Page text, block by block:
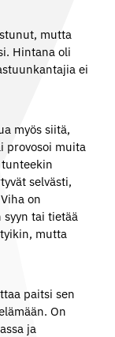
mutta
Hintana oli
ei
myös siitä,
provosoi muita
selvästi,
on
syyn tai tietää
mutta
paitsi sen
On
ja